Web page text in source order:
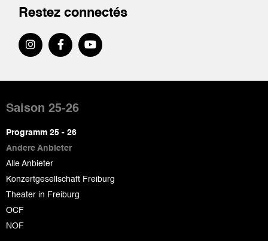
Restez connectés
de
page
Saison 25-26
Programm 25 - 26
Andere Anbieter
Alle Anbieter
Konzertgesellschaft Freiburg
Theater in Freiburg
OCF
NOF